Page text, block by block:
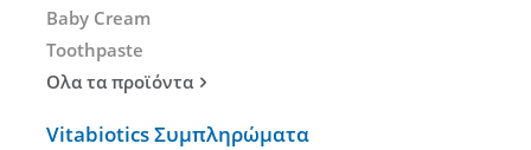
Baby Cream
Toothpaste
Ολα τα προϊόντα
Vitabiotics Συμπληρώματα